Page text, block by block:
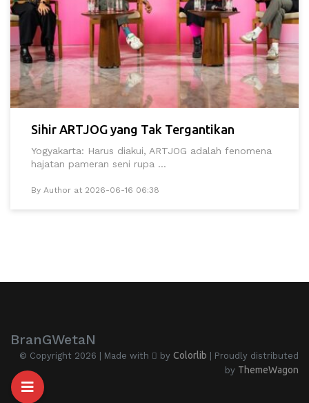
Sihir ARTJOG yang Tak Tergantikan
Yogyakarta: Harus diakui, ARTJOG adalah fenomena
hajatan pameran seni rupa ...
By Author at 2026-06-16 06:38
BranGWetaN
© Copyright 2026 | Made with by Colorlib | Proudly distributed
by ThemeWagon